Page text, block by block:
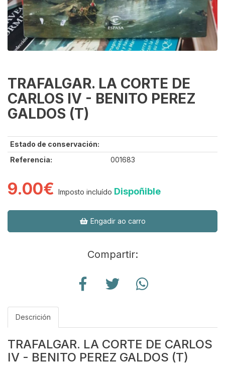
TRAFALGAR. LA CORTE DE
CARLOS IV - BENITO PEREZ
GALDOS (T)
Estado de conservación:
Referencia:
001683
9.00€ Imposto incluído Dispoñible
Engadir ao carro
Compartir:
Descrición
TRAFALGAR. LA CORTE DE CARLOS
IV - BENITO PEREZ GALDOS (T)